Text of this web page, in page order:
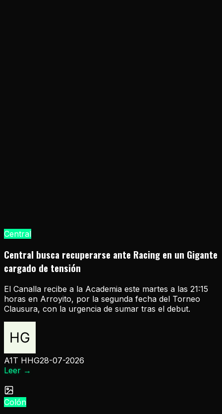
Central
Central busca recuperarse ante Racing en un Gigante
cargado de tensión
El Canalla recibe a la Academia este martes a las 21:15
horas en Arroyito, por la segunda fecha del Torneo
Clausura, con la urgencia de sumar tras el debut.
A1T HHG28-07-2026
Leer →
Colón